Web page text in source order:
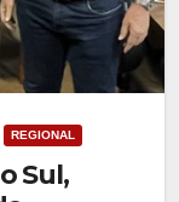
REGIONAL
Sul,